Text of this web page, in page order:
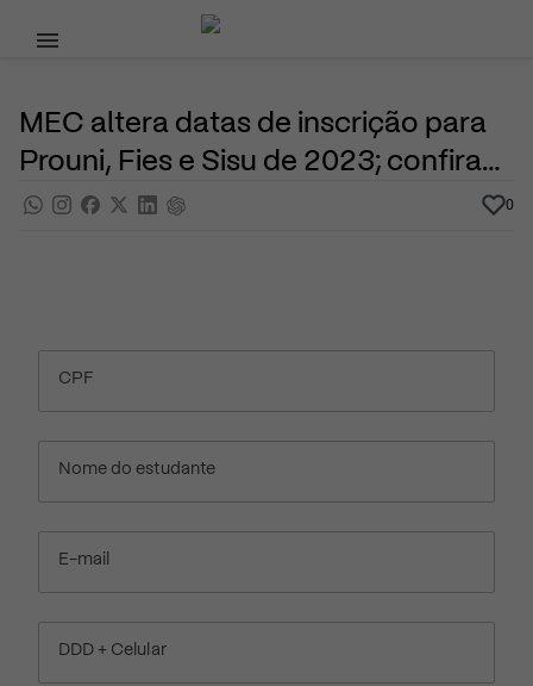
Pular para o conteúdo principal
MEC altera datas de inscrição para
Prouni, Fies e Sisu de 2023; confira
calendários
0
CPF
Nome do estudante
E-mail
DDD + Celular